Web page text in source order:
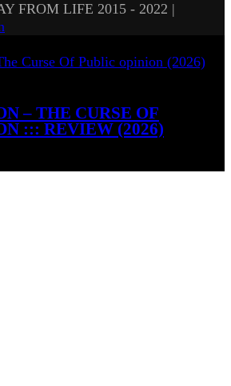
FROM LIFE 2015 - 2022 |
– THE CURSE OF
::: REVIEW (2026)